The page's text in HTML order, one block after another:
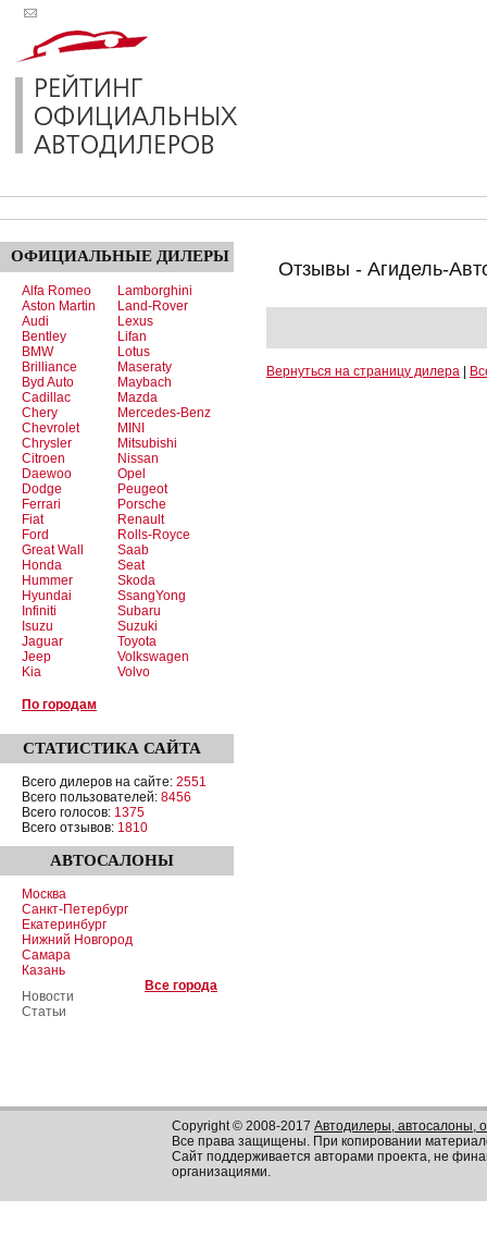
ОФИЦИАЛЬНЫЕ ДИЛЕРЫ
Alfa Romeo
Aston Martin
Audi
Bentley
BMW
Brilliance
Byd Auto
Cadillac
Chery
Chevrolet
Chrysler
Citroen
Daewoo
Dodge
Ferrari
Fiat
Ford
Great Wall
Honda
Hummer
Hyundai
Infiniti
Isuzu
Jaguar
Jeep
Kia
Lamborghini
Land-Rover
Lexus
Lifan
Lotus
Maseraty
Maybach
Mazda
Mercedes-Benz
MINI
Mitsubishi
Nissan
Opel
Peugeot
Porsche
Renault
Rolls-Royce
Saab
Seat
Skoda
SsangYong
Subaru
Suzuki
Toyota
Volkswagen
Volvo
По городам
СТАТИСТИКА САЙТА
Всего дилеров на сайте: 2551
Всего пользователей: 8456
Всего голосов: 1375
Всего отзывов: 1810
АВТОСАЛОНЫ
Москва
Санкт-Петербург
Екатеринбург
Нижний Новгород
Самара
Казань
Все города
Новости
Статьи
Отзывы - Агидель-
Вернуться на страницу дилера
Copyright © 2008-2017 Автодилеры, автосалоны,
Все права защищены. При копировании
Сайт поддерживается авторами проекта, не
организациями.